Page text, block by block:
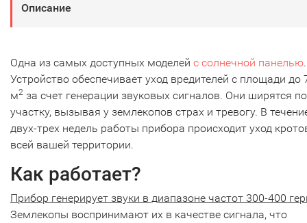
Описание
Одна из самых доступных моделей с солнечной панелью.
Устройство обеспечивает уход вредителей с площади до
м2 за счет генерации звуковых сигналов. Они ширятся по
участку, вызывая у землекопов страх и тревогу. В
двух-трех недель работы прибора происходит уход
всей вашей территории.
Как работает?
Прибор генерирует звуки в диапазоне частот 300-400
Землекопы воспринимают их в качестве сигнала, что